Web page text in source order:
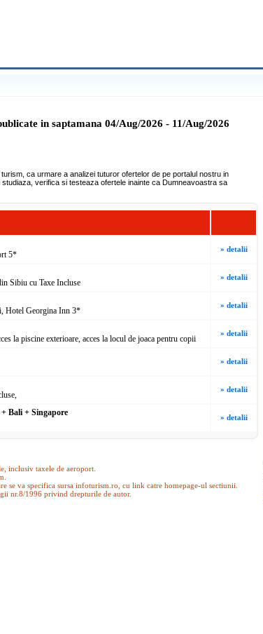
in saptamana 04/Aug/2026 - 11/Aug/2026
ca urmare a analizei tuturor ofertelor de pe portalul nostru in
verifica si testeaza ofertele inainte ca Dumneavoastra sa
5*
» detalii
Sibiu cu Taxe Incluse
» detalii
Hotel Georgina Inn 3*
» detalii
la piscine exterioare, acces la locul de joaca pentru copii
» detalii
» detalii
» detalii
Bali + Singapore
» detalii
inclusiv taxele de aeroport.
se va specifica sursa infoturism.ro, cu link catre homepage-ul sectiunii.
nr.8/1996 privind drepturile de autor.